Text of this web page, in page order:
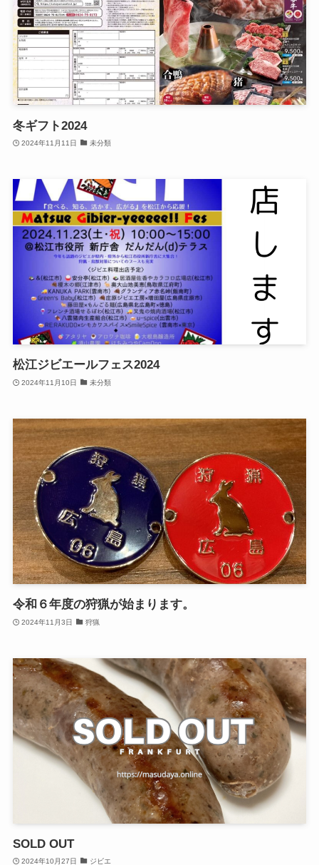
冬ギフト2024
2024年11月11日 未分類
松江ジビエールフェス2024
2024年11月10日 未分類
令和６年度の狩猟が始まります。
2024年11月3日 狩猟
SOLD OUT
2024年10月27日 ジビエ